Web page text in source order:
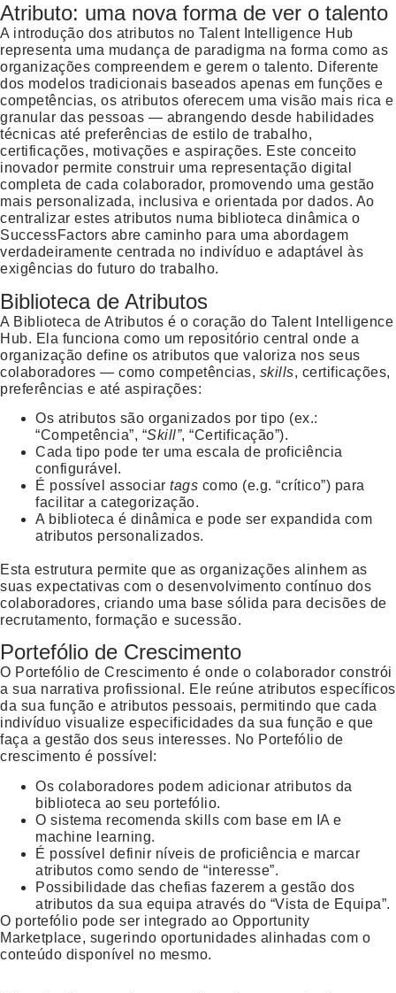
Atributo: uma nova forma de ver o talento
A introdução dos atributos no Talent Intelligence Hub
representa uma mudança de paradigma na forma como as
organizações compreendem e gerem o talento. Diferente
dos modelos tradicionais baseados apenas em funções e
competências, os atributos oferecem uma visão mais rica e
granular das pessoas — abrangendo desde habilidades
técnicas até preferências de estilo de trabalho,
certificações, motivações e aspirações. Este conceito
inovador permite construir uma representação digital
completa de cada colaborador, promovendo uma gestão
mais personalizada, inclusiva e orientada por dados. Ao
centralizar estes atributos numa biblioteca dinâmica o
SuccessFactors abre caminho para uma abordagem
verdadeiramente centrada no indivíduo e adaptável às
exigências do futuro do trabalho.
Biblioteca de Atributos
A Biblioteca de Atributos é o coração do Talent Intelligence
Hub. Ela funciona como um repositório central onde a
organização define os atributos que valoriza nos seus
colaboradores — como competências, skills, certificações,
preferências e até aspirações:
Os atributos são organizados por tipo (ex.:
“Competência”, “Skill”, “Certificação”).
Cada tipo pode ter uma escala de proficiência
configurável.
É possível associar tags como (e.g. “crítico”) para
facilitar a categorização.
A biblioteca é dinâmica e pode ser expandida com
atributos personalizados.
Esta estrutura permite que as organizações alinhem as
suas expectativas com o desenvolvimento contínuo dos
colaboradores, criando uma base sólida para decisões de
recrutamento, formação e sucessão.
Portefólio de Crescimento
O Portefólio de Crescimento é onde o colaborador constrói
a sua narrativa profissional. Ele reúne atributos específicos
da sua função e atributos pessoais, permitindo que cada
indivíduo visualize especificidades da sua função e que
faça a gestão dos seus interesses. No Portefólio de
crescimento é possível:
Os colaboradores podem adicionar atributos da
biblioteca ao seu portefólio.
O sistema recomenda skills com base em IA e
machine learning.
É possível definir níveis de proficiência e marcar
atributos como sendo de “interesse”.
Possibilidade das chefias fazerem a gestão dos
atributos da sua equipa através do “Vista de Equipa”.
O portefólio pode ser integrado ao Opportunity
Marketplace, sugerindo oportunidades alinhadas com o
conteúdo disponível no mesmo.